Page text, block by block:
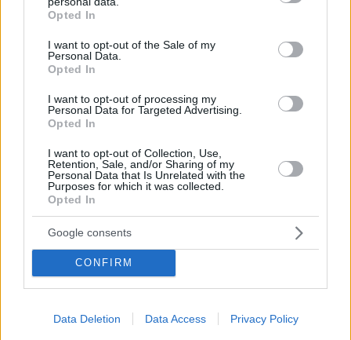
grant or deny consent to Google and its third-party tags to
use your data for below specified purposes in below Google
consent section.
Opted In
I want to opt-out of the Sale of my
Personal Data.
Opted In
I want to opt-out of processing my
Personal Data for Targeted Advertising.
Opted In
I want to opt-out of Collection, Use,
Retention, Sale, and/or Sharing of my
Personal Data that Is Unrelated with the
Purposes for which it was collected.
Opted In
Google consents
CONFIRM
Data Deletion Data Access Privacy Policy
τηλεγραφήματά τους από τη Μικρά
Ασία το 1921
Ο «Δράκος» του Λονδίνου: 40χρονος
με προβλήματα όρασης σκότωνε και
βίαζε γυναίκες, η αστυνομία τον είχε
συλλάβει και τον άφησε ελεύθερο
07.08.2026, 22:54 71